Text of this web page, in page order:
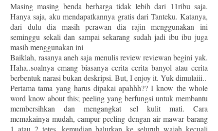
Masing masing benda berharga tidak lebih dari 11ribu saja.
Hanya saja, aku mendapatkannya gratis dari Tanteku. Katanya,
dari dulu dia masih perawan dia rajin menggunakan ini
seminggu sekali dan sampai sekarang sudah jadi ibu ibu juga
masih menggunakan ini
Baiklah, rasanya aneh saja menulis review reviewan begini yak.
Haha..soalnya emang biasanya cerita cerita banyol atau cerita
berbentuk narasi bukan deskripsi. But, I enjoy it. Yuk dimulaiii..
Pertama tama yang harus dipakai apahhh?? I know the whole
word know about this; peeling yang berfungsi untuk membantu
membersihkan dan mengangkat sel kulit mati. Cara
memakainya mudah, campur peeling dengan air mawar barang
1 atau 2 tetes, kemudian balurkan ke seluruh wajah kecuali